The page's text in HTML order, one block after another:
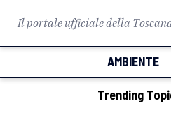
Il portale ufficiale della
AMBIENTE
Trending